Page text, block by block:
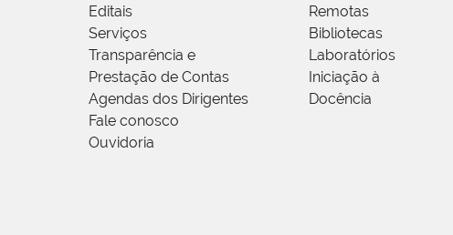
Editais
Serviços
Transparência e
Prestação de Contas
Agendas dos Dirigentes
Fale conosco
Ouvidoria
Remotas
Bibliotecas
Laboratórios
Iniciação à
Docência